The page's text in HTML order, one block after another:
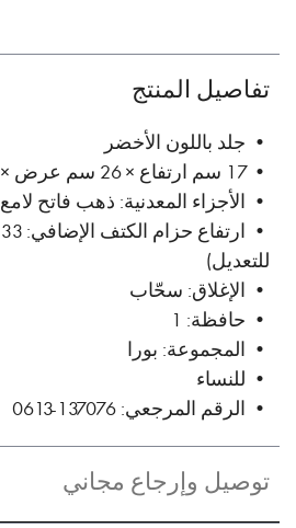
تفاصيل المنتج
• جلد باللون الأخضر
• 17 سم ارتفاع × 26 سم عرض × 11.5 سم عمق
• الأجزاء المعدنية: ذهب فاتح لامع
للتعديل)
• الإغلاق: سحّاب
• حافظة: 1
• المجموعة: بورا
• للنساء
• الرقم المرجعي: 137076-0613
توصيل وإرجاع مجاني